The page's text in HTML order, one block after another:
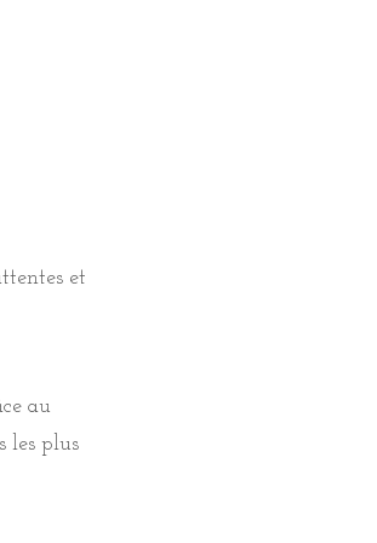
et
grâce
les
et
au
les plus